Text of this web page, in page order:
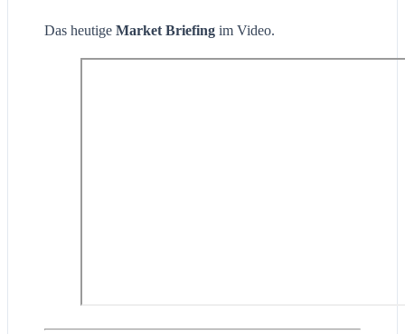
Das heutige Market Briefing im Video.